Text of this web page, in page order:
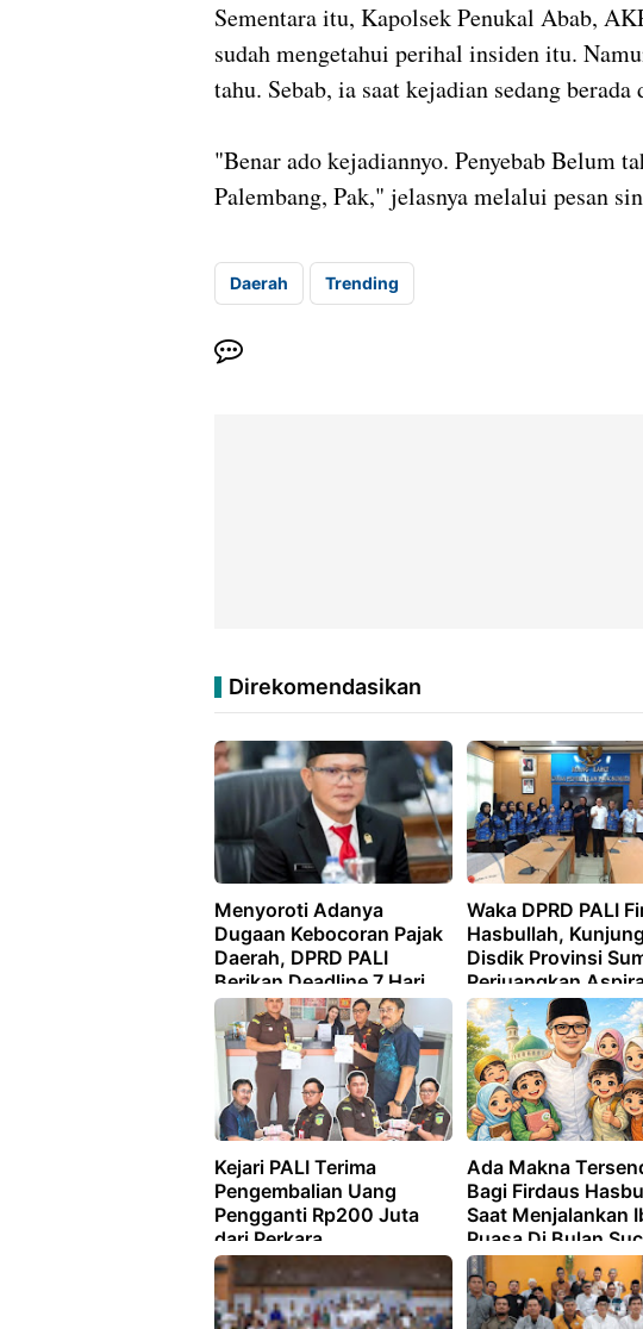
Sementara itu, Kapolsek Penukal Abab,
sudah mengetahui perihal insiden itu.
tahu. Sebab, ia saat kejadian sedang berada
"Benar ado kejadiannyo. Penyebab Belum
Palembang, Pak," jelasnya melalui pesan
Daerah Trending
Direkomendasikan
Menyoroti Adanya
Dugaan Kebocoran Pajak
Daerah, DPRD PALI
Berikan Deadline 7 Hari
Kepada OPD Terkait
Waka DPRD PALI
Hasbullah,
Disdik Provinsi
Perjuangkan
SMA/SMK di PALI
Kejari PALI Terima
Pengembalian Uang
Pengganti Rp200 Juta
dari Perkara
Pembangunan Gedung
DPRD
Ada Makna
Bagi Firdaus
Saat Menjalankan
Puasa Di Bulan
Ramadhan